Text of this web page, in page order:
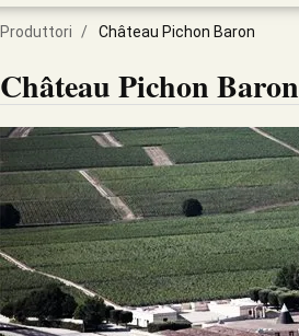
Produttori / Château Pichon Baron
Château Pichon Baron